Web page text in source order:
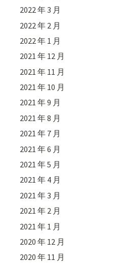
2022 年 3 月
2022 年 2 月
2022 年 1 月
2021 年 12 月
2021 年 11 月
2021 年 10 月
2021 年 9 月
2021 年 8 月
2021 年 7 月
2021 年 6 月
2021 年 5 月
2021 年 4 月
2021 年 3 月
2021 年 2 月
2021 年 1 月
2020 年 12 月
2020 年 11 月